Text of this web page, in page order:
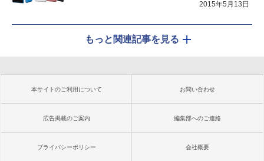
2015年5月13日
もっと関連記事を見る
本サイトのご利用について お問い合わせ
広告掲載のご案内 編集部へのご連絡
プライバシーポリシー 会社概要